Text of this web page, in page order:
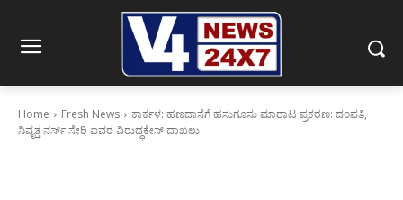
Home Fresh News
ಕಾರ್ಕಳ: ಹಣದಾಸೆಗೆ ಹಸುಗೂಸು ಮಾರಾಟ ಪ್ರಕರಣ: ದಂಪತಿ,
ನಿವೃತ್ತ ನರ್ಸ್ ಸೇರಿ ಐವರ ವಿರುದ್ಧಕೇಸ್ ದಾಖಲು